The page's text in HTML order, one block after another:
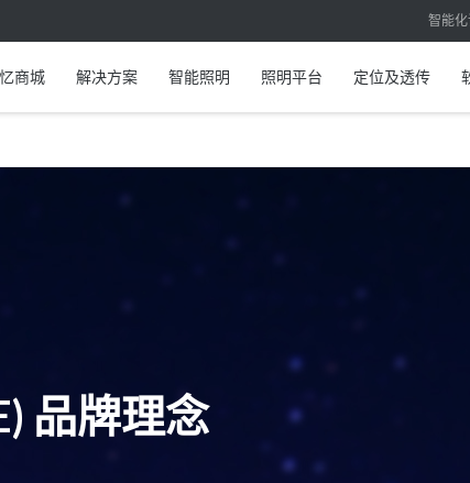
智能
商城 解决方案 智能照明 照明平台 定位及透传
品牌理念